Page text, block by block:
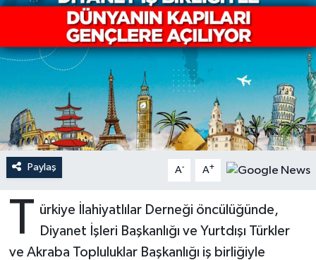
Paylaş A- A+
T ürkiye İlahiyatlılar Derneği öncülüğünde,
Diyanet İşleri Başkanlığı ve Yurtdışı Türkler
ve Akraba Topluluklar Başkanlığı iş birliğiyle
Ardahan Müftülüğü
Artvin Müftülüğü
Aydın Müftülüğü
Balıkesir Müftülüğü
Bartın Müftülüğü
Batman Müftülüğü
Bayburt Müftülüğü
Kudüs
Kurban
Mukabele
Peygamberimizin Hayatı
Ramazan
Sahabeler
Zekat
Hutbeler
DİYANET AKADEMİ
DİYANET GENÇLİK
DİYANET RADYO/TV
DEPREM
Dünya
Eğitim